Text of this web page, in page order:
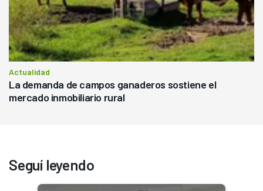
Actualidad
La demanda de campos ganaderos sostiene el
mercado inmobiliario rural
Seguí leyendo